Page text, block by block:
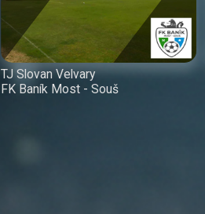
TJ Slovan Velvary
FK Baník Most - Souš